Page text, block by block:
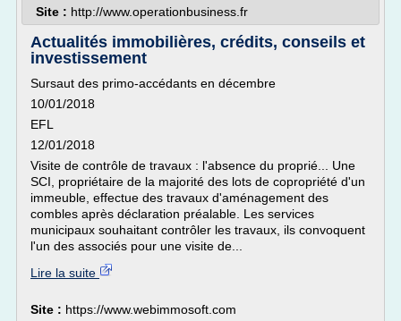
Site : http://www.operationbusiness.fr
Actualités immobilières, crédits, conseils et
investissement
Sursaut des primo-accédants en décembre
10/01/2018
EFL
12/01/2018
Visite de contrôle de travaux : l'absence du proprié... Une
SCI, propriétaire de la majorité des lots de copropriété d'un
immeuble, effectue des travaux d'aménagement des
combles après déclaration préalable. Les services
municipaux souhaitant contrôler les travaux, ils convoquent
l'un des associés pour une visite de...
Lire la suite
Site : https://www.webimmosoft.com